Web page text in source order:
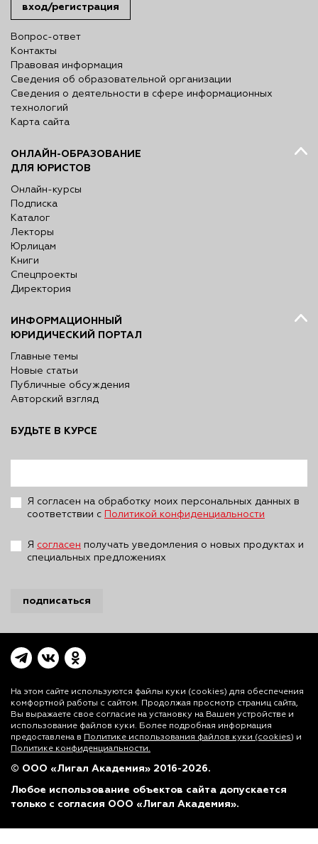
вход/регистрация
Вопрос-ответ
Контакты
Правовая информация
Сведения об образовательной организации
Сведения о деятельности в сфере информационных
технологий
Карта сайта
ОНЛАЙН-ОБРАЗОВАНИЕ
ДЛЯ ЮРИСТОВ
Онлайн-курсы
Подписка
Каталог
Лекторы
Юрлицам
Книги
Спецпроекты
Директория
ИНФОРМАЦИОННЫЙ
ЮРИДИЧЕСКИЙ ПОРТАЛ
Главные темы
Новые статьи
Публичные обсуждения
Авторский взгляд
БУДЬТЕ В КУРСЕ
Я согласен на обработку моих персональных данных в
соответствии с
Политикой конфиденциальности
Я согласен получать уведомления о новых продуктах и
специальных предложениях
подписаться
На этом сайте используются файлы куки (cookies) для обеспечения
комфортной работы с сайтом. Продолжая просмотр страниц сайта,
Вы выражаете свое согласие на установку на Вашем устройстве и
использование файлов куки. Более подробная информация
предоставлена в Политике использования файлов куки (cookies) и
Политике конфиденциальности.
© ООО «Лигал Академия» 2016-2026.
Любое использование объектов сайта допускается
только с согласия ООО «Лигал Академия».